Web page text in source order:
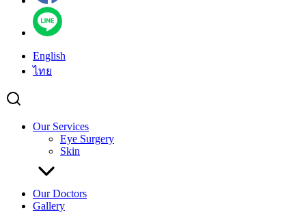
English
ไทย
Our Services
Eye Surgery
Skin
Our Doctors
Gallery